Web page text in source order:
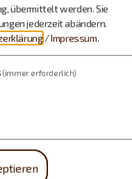
Gredonia
übermittelt werden. Sie
jederzeit abändern.
/Impressum.
(immer erforderlich)